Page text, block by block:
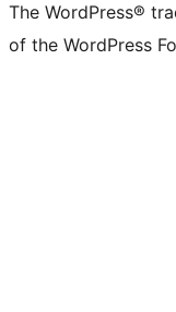
The WordPress®
of the WordPress